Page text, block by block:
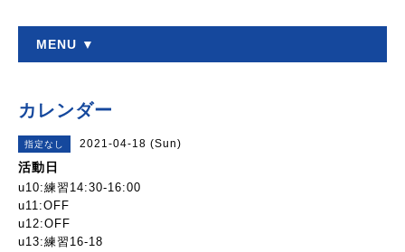
MENU ▼
カレンダー
指定なし 2021-04-18 (Sun)
活動日
u10:練習14:30-16:00
u11:OFF
u12:OFF
u13:練習16-18